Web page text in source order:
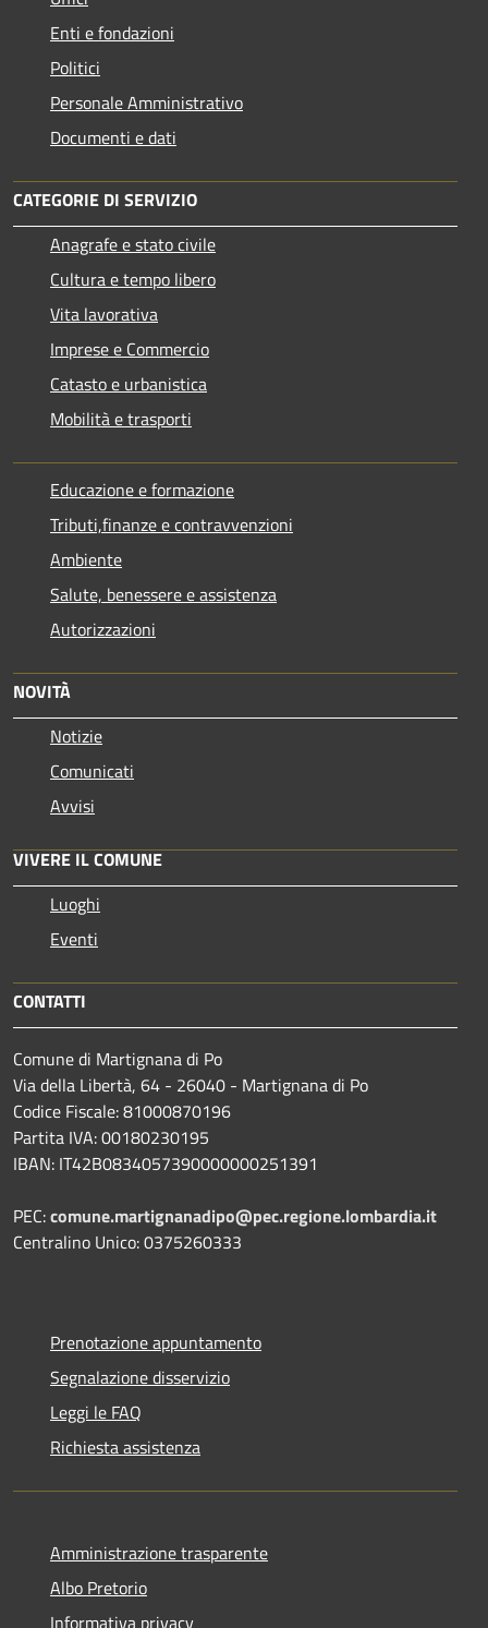
Enti e fondazioni
Politici
Personale Amministrativo
Documenti e dati
CATEGORIE DI SERVIZIO
Anagrafe e stato civile
Cultura e tempo libero
Vita lavorativa
Imprese e Commercio
Catasto e urbanistica
Mobilità e trasporti
Educazione e formazione
Tributi,finanze e contravvenzioni
Ambiente
Salute, benessere e assistenza
Autorizzazioni
NOVITÀ
Notizie
Comunicati
Avvisi
VIVERE IL COMUNE
Luoghi
Eventi
CONTATTI
Comune di Martignana di Po
Via della Libertà, 64 - 26040 - Martignana di Po
Codice Fiscale: 81000870196
Partita IVA: 00180230195
IBAN: IT42B0834057390000000251391
PEC:comune.martignanadipo@pec.regione.lombardia.it
Centralino Unico: 0375260333
Prenotazione appuntamento
Segnalazione disservizio
Leggi le FAQ
Richiesta assistenza
Amministrazione trasparente
Albo Pretorio
Informativa privacy